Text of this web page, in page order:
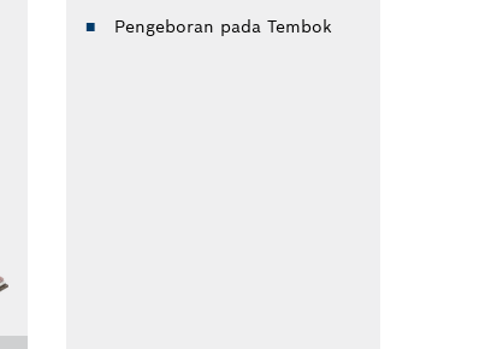
Pengeboran pada Tembok